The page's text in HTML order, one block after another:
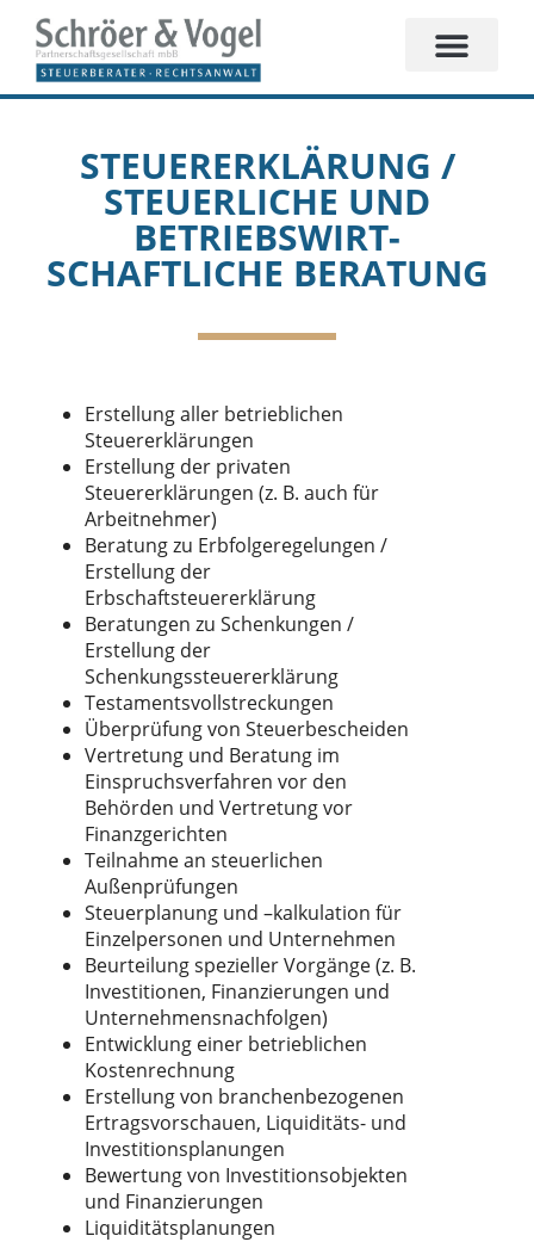
STEUERERKLÄRUNG /
STEUERLICHE UND
BETRIEBSWIRT­
SCHAFTLICHE BERATUNG
Erstellung aller betrieblichen
Steuererklärungen
Erstellung der privaten
Steuererklärungen (z. B. auch für
Arbeitnehmer)
Beratung zu Erbfolgeregelungen /
Erstellung der
Erbschaftsteuererklärung
Beratungen zu Schenkungen /
Erstellung der
Schenkungssteuererklärung
Testamentsvollstreckungen
Überprüfung von Steuerbescheiden
Vertretung und Beratung im
Einspruchsverfahren vor den
Behörden und Vertretung vor
Finanzgerichten
Teilnahme an steuerlichen
Außenprüfungen
Steuerplanung und –kalkulation für
Einzelpersonen und Unternehmen
Beurteilung spezieller Vorgänge (z. B.
Investitionen, Finanzierungen und
Unternehmensnachfolgen)
Entwicklung einer betrieblichen
Kostenrechnung
Erstellung von branchenbezogenen
Ertragsvorschauen, Liquiditäts- und
Investitionsplanungen
Bewertung von Investitionsobjekten
und Finanzierungen
Liquiditätsplanungen